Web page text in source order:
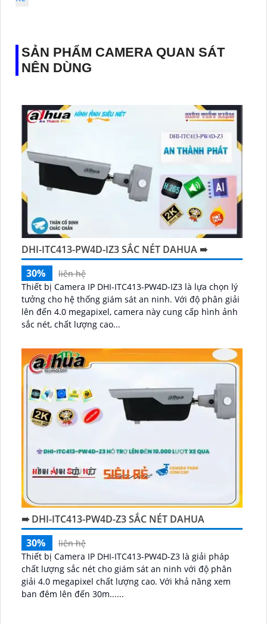
SẢN PHẨM CAMERA QUAN SÁT
NÊN DÙNG
DHI-ITC413-PW4D-IZ3 SẮC NÉT DAHUA ➠
30%
liên hệ
Thiết bị Camera IP DHI-ITC413-PW4D-IZ3 là lựa chọn lý
tưởng cho hệ thống giám sát an ninh. Với độ phân giải
lên đến 4.0 megapixel, camera này cung cấp hình ảnh
sắc nét, chất lượng cao...
➠ DHI-ITC413-PW4D-Z3 SẮC NÉT DAHUA
30%
liên hệ
Thiết bị Camera IP DHI-ITC413-PW4D-Z3 là giải pháp
chất lượng sắc nét cho giám sát an ninh với độ phân
giải 4.0 megapixel chất lượng cao. Với khả năng xem
ban đêm lên đến 30m......